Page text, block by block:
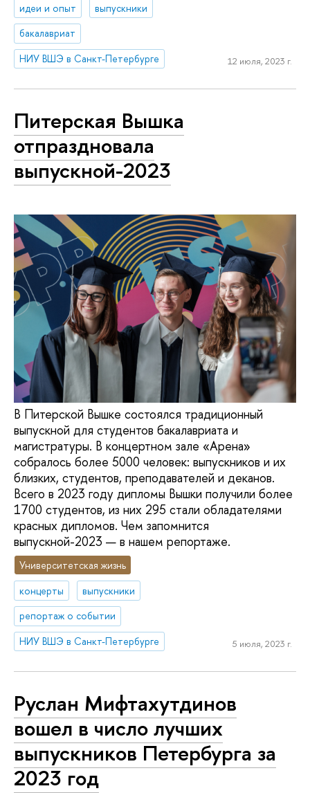
идеи и опыт
выпускники
бакалавриат
НИУ ВШЭ в Санкт-Петербурге
12 июля, 2023 г.
Питерская Вышка
отпраздновала
выпускной-2023
В Питерской Вышке состоялся традиционный
выпускной для студентов бакалавриата и
магистратуры. В концертном зале «Арена»
собралось более 5000 человек: выпускников и их
близких, студентов, преподавателей и деканов.
Всего в 2023 году дипломы Вышки получили более
1700 студентов, из них 295 стали обладателями
красных дипломов. Чем запомнится
выпускной-2023 — в нашем репортаже.
Университетская жизнь
концерты
выпускники
репортаж о событии
НИУ ВШЭ в Санкт-Петербурге
5 июля, 2023 г.
Руслан Мифтахутдинов
вошел в число лучших
выпускников Петербурга за
2023 год